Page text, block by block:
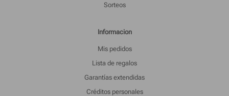
Sorteos
Informacion
Mis pedidos
Lista de regalos
Garantías extendidas
Créditos personales